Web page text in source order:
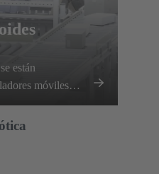
están
móviles
que cada
conjunto de